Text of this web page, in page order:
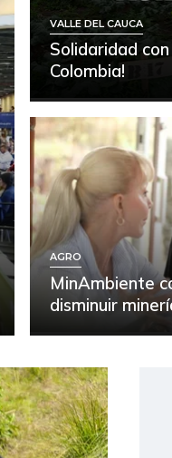
VALLE DEL CAUCA
Solidaridad
Colombia!
AGRO
MinAmbiente
disminuir